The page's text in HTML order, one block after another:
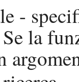
-
la